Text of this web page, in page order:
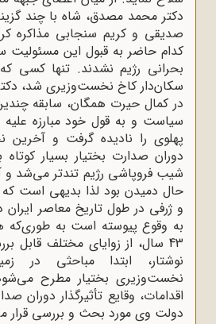
دکتر محمد مصدق، شاه با چند
صدیقی و کریم سنجابی مذاکره
کدام حاضر به قبول این مسئولیت
بحرانی رژیم نشدند. تنها کسی
سکان‌دار کاخ نخست‌وزیری شد، دکتر
در کمال حیرت همگان، سابقه
سیاست و به قول خود مبارزه علیه
پهلوی را نادیده گرفت و
دوران صدارت بختیار بسیار کوتاه
شیب فروپاشی رژیم تندتر می‌شد و
حال دمیدن بود لذا بدیهی است
و ژرفی در طول تاریخ معاصر ایران
به وقوع پیوسته است به ‌طوری‌که
43 سال، از زوایای مختلف قابل
نوشتار، ابتدا مباحثی در
نخست‌وزیری بختیار مطرح
اقدامات، وقایع تأثیرگذار دوران
دولت وی مورد بحث و بررسی قرار